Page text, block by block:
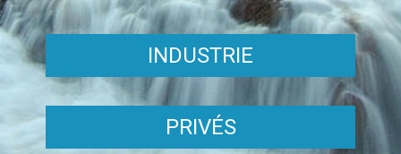
INDUSTRIE
PRIVÉS